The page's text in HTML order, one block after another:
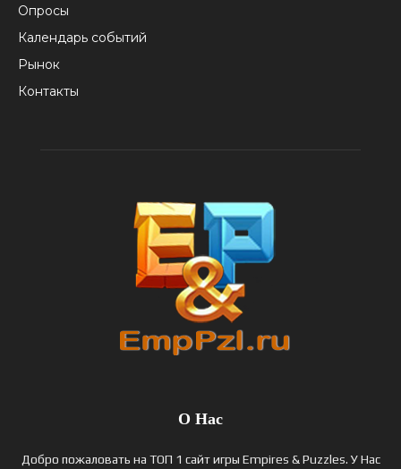
Опросы
Календарь событий
Рынок
Контакты
О Нас
Добро пожаловать на ТОП 1 сайт игры Empires & Puzzles. У Нас